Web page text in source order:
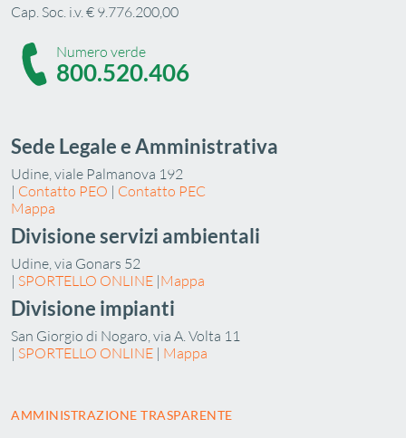
Cap. Soc. i.v. € 9.776.200,00
Numero verde
800.520.406
Sede Legale e Amministrativa
Udine, viale Palmanova 192
| Contatto PEO | Contatto PEC
Mappa
Divisione servizi ambientali
Udine, via Gonars 52
| SPORTELLO ONLINE |Mappa
Divisione impianti
San Giorgio di Nogaro, via A. Volta 11
| SPORTELLO ONLINE | Mappa
AMMINISTRAZIONE TRASPARENTE